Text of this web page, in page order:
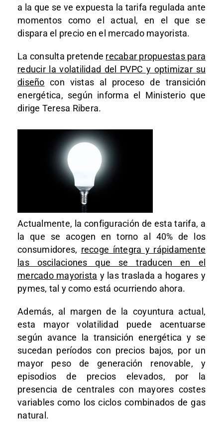
a la que se ve expuesta la tarifa regulada ante
momentos como el actual, en el que se
dispara el precio en el mercado mayorista.
La consulta pretende recabar propuestas para
reducir la volatilidad del PVPC y optimizar su
diseño con vistas al proceso de transición
energética, según informa el Ministerio que
dirige Teresa Ribera.
Actualmente, la configuración de esta tarifa, a
la que se acogen en torno al 40% de los
consumidores, recoge íntegra y rápidamente
las oscilaciones que se traducen en el
mercado mayorista y las traslada a hogares y
pymes, tal y como está ocurriendo ahora.
Además, al margen de la coyuntura actual,
esta mayor volatilidad puede acentuarse
según avance la transición energética y se
sucedan períodos con precios bajos, por un
mayor peso de generación renovable, y
episodios de precios elevados, por la
presencia de centrales con mayores costes
variables como los ciclos combinados de gas
natural.